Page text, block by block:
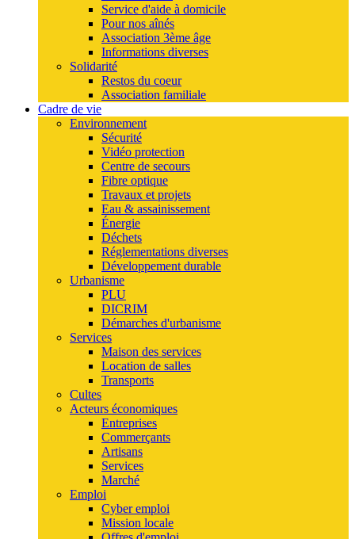
Service d'aide à domicile
Pour nos aînés
Association 3ème âge
Informations diverses
Solidarité
Restos du coeur
Association familiale
Cadre de vie
Environnement
Sécurité
Vidéo protection
Centre de secours
Fibre optique
Travaux et projets
Eau & assainissement
Énergie
Déchets
Réglementations diverses
Développement durable
Urbanisme
PLU
DICRIM
Démarches d'urbanisme
Services
Maison des services
Location de salles
Transports
Cultes
Acteurs économiques
Entreprises
Commerçants
Artisans
Services
Marché
Emploi
Cyber emploi
Mission locale